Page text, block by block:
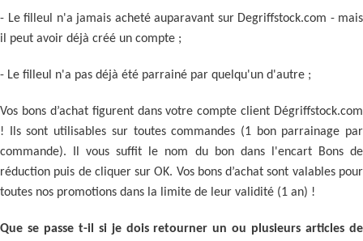
- Le filleul n'a jamais acheté auparavant sur Degriffstock.com - mais
il peut avoir déjà créé un compte ;
- Le filleul n'a pas déjà été parrainé par quelqu'un d'autre ;
Vos bons d’achat figurent dans votre compte client Dégriffstock.com
! Ils sont utilisables sur toutes commandes (1 bon parrainage par
commande). Il vous suffit le nom du bon dans l'encart Bons de
réduction puis de cliquer sur OK. Vos bons d’achat sont valables pour
toutes nos promotions dans la limite de leur validité (1 an) !
Que se passe t-il si je dois retourner un ou plusieurs articles de